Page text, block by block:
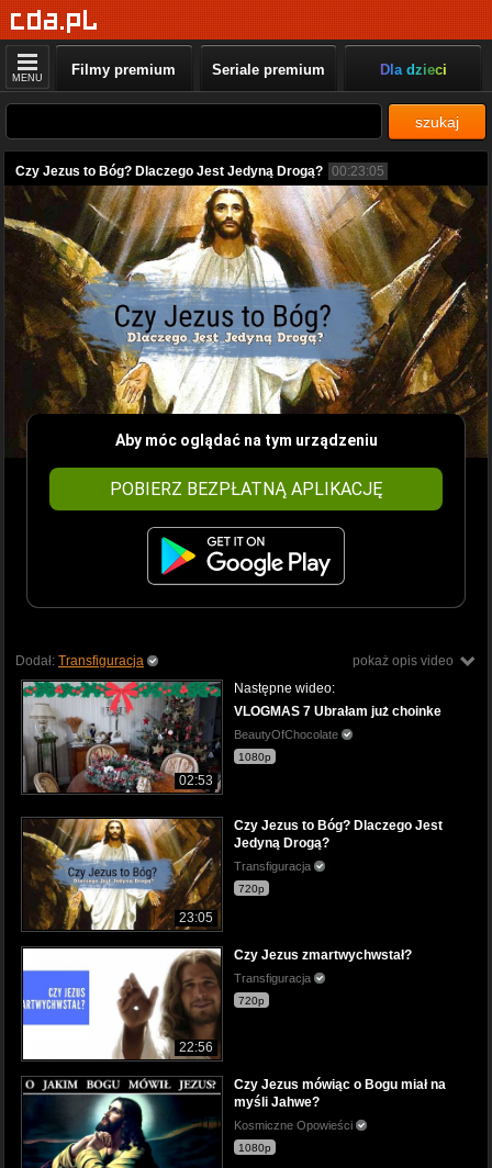
MENU Filmy premium Seriale premium Dla dzieci
szukaj
Czy Jezus to Bóg? Dlaczego Jest Jedyną Drogą? 00:23:05
Aby móc oglądać na tym urządzeniu
POBIERZ BEZPŁATNĄ APLIKACJĘ
pokaż opis video
Dodał: Transfiguracja
02:53
Następne wideo:
VLOGMAS 7 Ubrałam już choinke
BeautyOfChocolate
1080p
23:05
Czy Jezus to Bóg? Dlaczego Jest
Jedyną Drogą?
Transfiguracja
720p
22:56
Czy Jezus zmartwychwstał?
Transfiguracja
720p
Czy Jezus mówiąc o Bogu miał na
myśli Jahwe?
Kosmiczne Opowieści
1080p